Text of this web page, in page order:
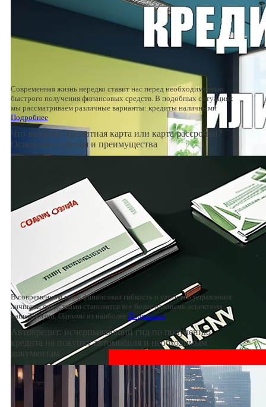
Современная жизнь нередко ставит нас перед необходимостью
быстрого получения финансовых средств. В подобных ситуациях
мы рассматриваем различные варианты: кредиты наличными
Подробнее
Что выбрать: кредитная карта или карта рассрочки?
Основные отличия и преимущества
В современном мире финансовая гибкость и удобство управления
личными средствами становятся все более важными аспектами
нашей жизни. Одними из наиболее Подробнее
Автокредит: исчерпывающий гид по получению
кредита на покупку автомобиля и необходимым
документам